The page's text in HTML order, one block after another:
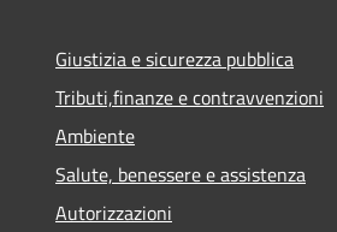
Giustizia e sicurezza pubblica
Tributi,finanze e contravvenzioni
Ambiente
Salute, benessere e assistenza
Autorizzazioni